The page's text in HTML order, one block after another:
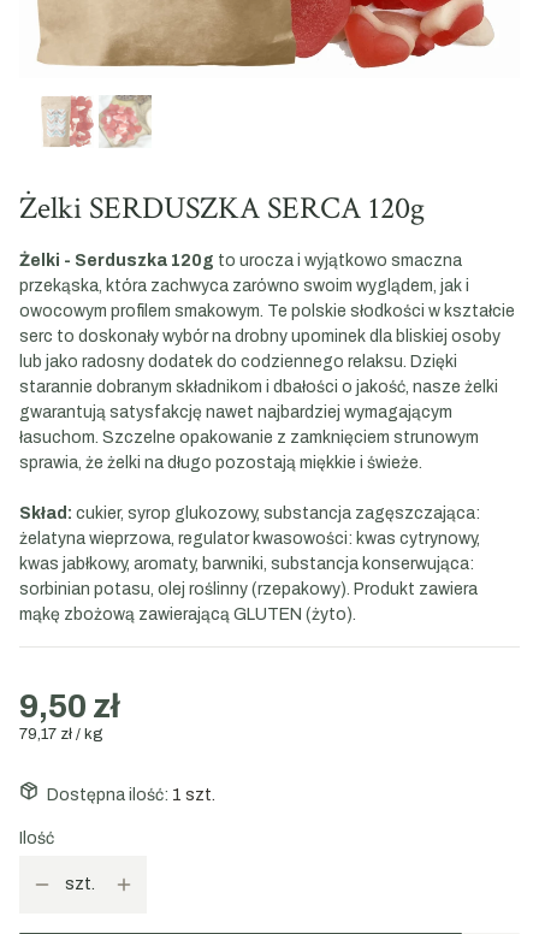
Żelki SERDUSZKA SERCA 120g
Żelki - Serduszka 120g to urocza i wyjątkowo smaczna
przekąska, która zachwyca zarówno swoim wyglądem, jak i
owocowym profilem smakowym. Te polskie słodkości w kształcie
serc to doskonały wybór na drobny upominek dla bliskiej osoby
lub jako radosny dodatek do codziennego relaksu. Dzięki
starannie dobranym składnikom i dbałości o jakość, nasze żelki
gwarantują satysfakcję nawet najbardziej wymagającym
łasuchom. Szczelne opakowanie z zamknięciem strunowym
sprawia, że żelki na długo pozostają miękkie i świeże.
Skład: cukier, syrop glukozowy, substancja zagęszczająca:
żelatyna wieprzowa, regulator kwasowości: kwas cytrynowy,
kwas jabłkowy, aromaty, barwniki, substancja konserwująca:
sorbinian potasu, olej roślinny (rzepakowy). Produkt zawiera
mąkę zbożową zawierającą GLUTEN (żyto).
9,50 zł
79,17 zł / kg
Dostępna ilość: 1 szt.
Ilość
szt.